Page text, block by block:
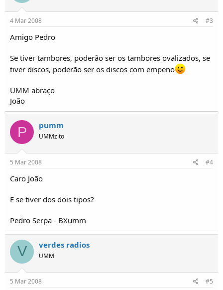
4 Mar 2008 #3
Amigo Pedro
Se tiver tambores, poderão ser os tambores ovalizados, se
tiver discos, poderão ser os discos com empeno
UMM abraço
João
P pumm
UMMzito
5 Mar 2008 #4
Caro João
E se tiver dos dois tipos?
Pedro Serpa - BXumm
V verdes radios
UMM
5 Mar 2008 #5